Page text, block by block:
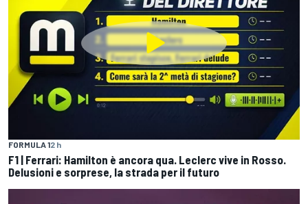
FORMULA 12 h
F1 | Ferrari: Hamilton è ancora qua. Leclerc vive in Rosso.
Delusioni e sorprese, la strada per il futuro